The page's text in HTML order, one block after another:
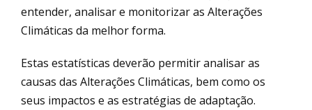
entender, analisar e monitorizar as Alterações
Climáticas da melhor forma.
Estas estatísticas deverão permitir analisar as
causas das Alterações Climáticas, bem como os
seus impactos e as estratégias de adaptação.